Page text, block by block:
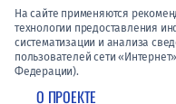
О ПРОЕКТЕ
На сайте применяются
технологии предоставления
систематизации и анализа
пользователей сети
Федерации).